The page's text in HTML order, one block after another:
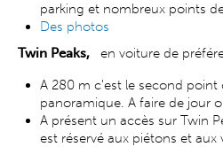
parking et nombreux points
Des photos
Twin Peaks,
en voiture de
A 280 m c'est le second point
panoramique. A faire de jour
A présent un accès sur Twin
est réservé aux piétons et aux